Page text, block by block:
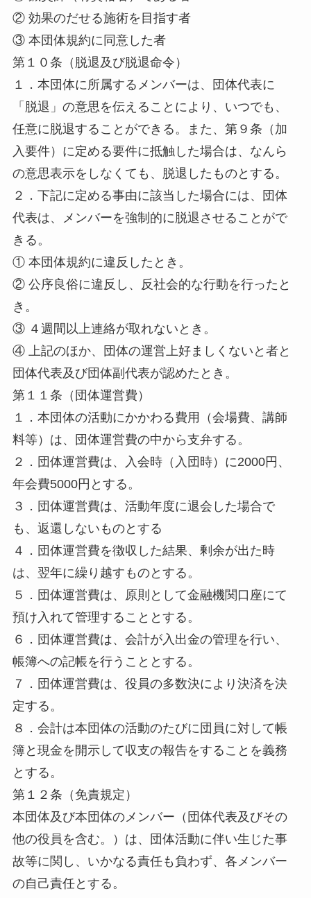
② 効果のだせる施術を目指す者
③ 本団体規約に同意した者
第１０条（脱退及び脱退命令）
１．本団体に所属するメンバーは、団体代表に
「脱退」の意思を伝えることにより、いつでも、
任意に脱退することができる。また、第９条（加
入要件）に定める要件に抵触した場合は、なんら
の意思表示をしなくても、脱退したものとする。
２．下記に定める事由に該当した場合には、団体
代表は、メンバーを強制的に脱退させることがで
きる。
① 本団体規約に違反したとき。
② 公序良俗に違反し、反社会的な行動を行ったと
き。
③ ４週間以上連絡が取れないとき。
④ 上記のほか、団体の運営上好ましくないと者と
団体代表及び団体副代表が認めたとき。
第１１条（団体運営費）
１．本団体の活動にかかわる費用（会場費、講師
料等）は、団体運営費の中から支弁する。
２．団体運営費は、入会時（入団時）に2000円、
年会費5000円とする。
３．団体運営費は、活動年度に退会した場合で
も、返還しないものとする
４．団体運営費を徴収した結果、剰余が出た時
は、翌年に繰り越すものとする。
５．団体運営費は、原則として金融機関口座にて
預け入れて管理することとする。
６．団体運営費は、会計が入出金の管理を行い、
帳簿への記帳を行うこととする。
７．団体運営費は、役員の多数決により決済を決
定する。
８．会計は本団体の活動のたびに団員に対して帳
簿と現金を開示して収支の報告をすることを義務
とする。
第１２条（免責規定）
本団体及び本団体のメンバー（団体代表及びその
他の役員を含む。）は、団体活動に伴い生じた事
故等に関し、いかなる責任も負わず、各メンバー
の自己責任とする。